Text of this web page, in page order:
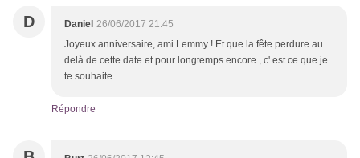
D Daniel 26/06/2017 21:45
Joyeux anniversaire, ami Lemmy ! Et que la fête perdure au
delà de cette date et pour longtemps encore , c' est ce que je
te souhaite
Répondre